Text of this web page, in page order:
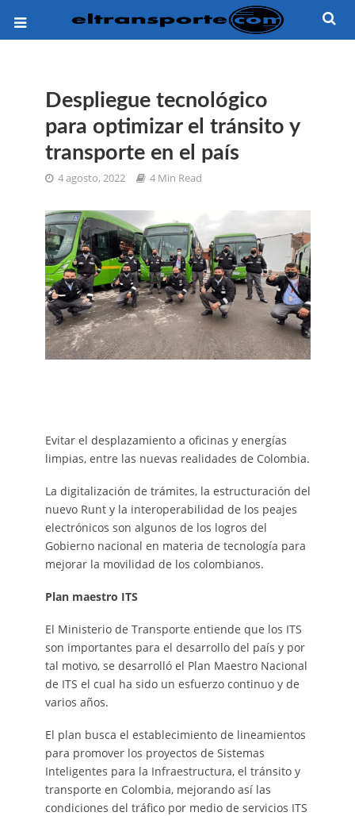
Despliegue tecnológico
para optimizar el tránsito y
transporte en el país
4 agosto, 2022 4 Min Read
Evitar el desplazamiento a oficinas y energías
limpias, entre las nuevas realidades de Colombia.
La digitalización de trámites, la estructuración del
nuevo Runt y la interoperabilidad de los peajes
electrónicos son algunos de los logros del
Gobierno nacional en materia de tecnología para
mejorar la movilidad de los colombianos.
Plan maestro ITS
El Ministerio de Transporte entiende que los ITS
son importantes para el desarrollo del país y por
tal motivo, se desarrolló el Plan Maestro Nacional
de ITS el cual ha sido un esfuerzo continuo y de
varios años.
El plan busca el establecimiento de lineamientos
para promover los proyectos de Sistemas
Inteligentes para la Infraestructura, el tránsito y
transporte en Colombia, mejorando así las
condiciones del tráfico por medio de servicios ITS